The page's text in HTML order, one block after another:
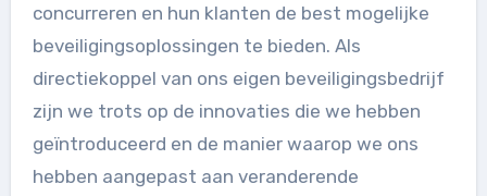
concurreren en hun klanten de best mogelijke
beveiligingsoplossingen te bieden. Als
directiekoppel van ons eigen beveiligingsbedrijf
zijn we trots op de innovaties die we hebben
geïntroduceerd en de manier waarop we ons
hebben aangepast aan veranderende